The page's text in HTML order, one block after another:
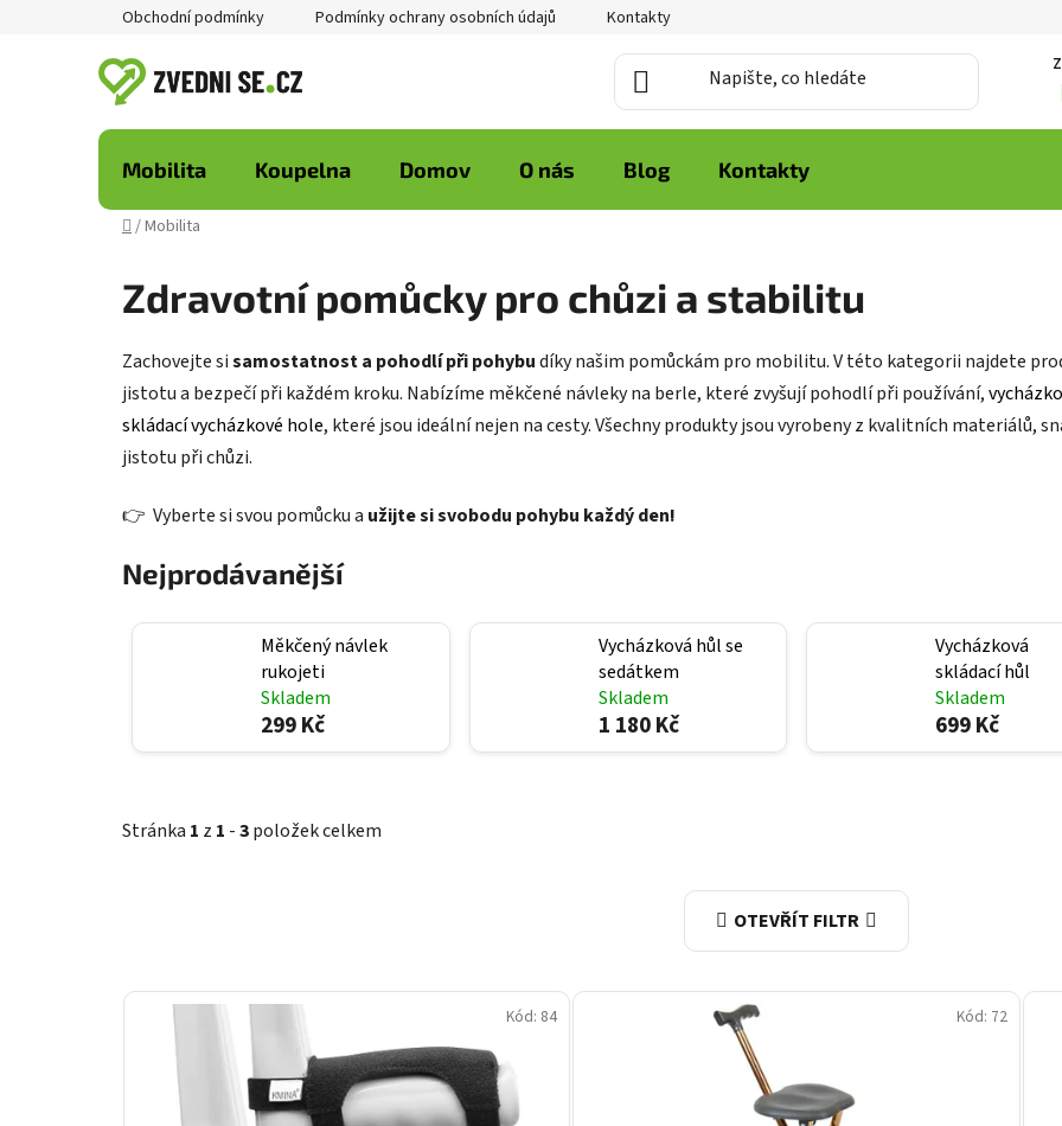
Obchodní podmínky Podmínky ochrany osobních údajů Kontakty
Mobilita Koupelna Domov O nás Blog Kontakty
Domů
/Mobilita
Zdravotní pomůcky pro chůzi a stabilitu
Zachovejte sisamostatnost a pohodlí při pohybudíky našim pomůckám pro mobilitu. V této kategorii najdete
jistotu a bezpečí při každém kroku. Nabízíme měkčené návleky na berle, které zvyšují pohodlí při používání,
skládací vycházkové hole, které jsou ideální nejen na cesty. Všechny produkty jsou vyrobeny z kvalitních materiálů,
jistotu při chůzi.
👉 Vyberte si svou pomůcku a užijte si svobodu pohybu každý den!
Nejprodávanější
Měkčený návlek
rukojeti
Skladem
299 Kč
Vycházková hůl se
sedátkem
Skladem
1 180 Kč
Vycházková
skládací hůl
Skladem
699 Kč
Stránka 1 z 1 -3položek celkem
OTEVŘÍT FILTR
V
Kód: 84 Kód: 72